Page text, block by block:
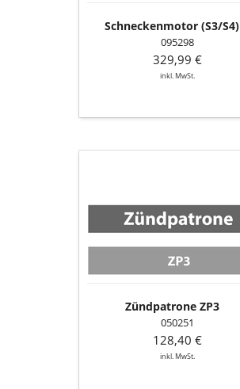
Schneckenmotor (S3/S4)
095298
329,99 €
inkl. MwSt.
Zündpatrone ZP3
050251
128,40 €
inkl. MwSt.